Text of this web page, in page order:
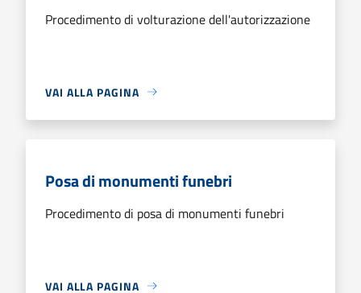
Procedimento di volturazione dell'autorizzazione
VAI ALLA PAGINA
Posa di monumenti funebri
Procedimento di posa di monumenti funebri
VAI ALLA PAGINA